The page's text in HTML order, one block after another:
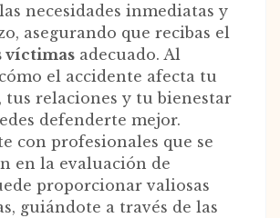
necesidades inmediatas y
asegurando que recibas el
víctimas adecuado. Al
el accidente afecta tu
tus relaciones y tu bienestar
defenderte mejor.
con profesionales que se
en la evaluación de
proporcionar valiosas
guiándote a través de las